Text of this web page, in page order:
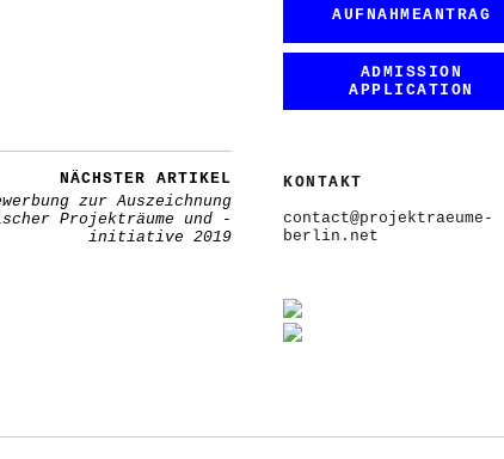
NÄCHSTER ARTIKEL
zur Auszeichnung
Projekträume und -
initiative 2019
AUFNAHMEANTRAG
ADMISSION
APPLICATION
KONTAKT
contact@projektraeume-
berlin.net